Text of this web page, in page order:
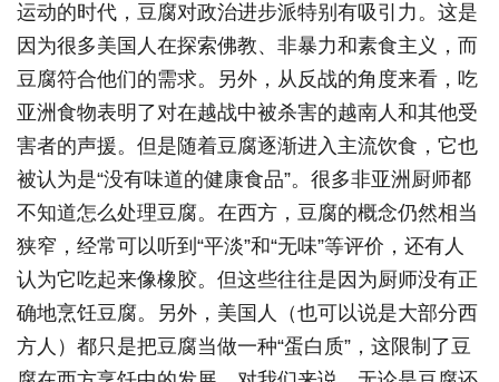
运动的时代，豆腐对政治进步派特别有吸引力。这是
因为很多美国人在探索佛教、非暴力和素食主义，而
豆腐符合他们的需求。另外，从反战的角度来看，吃
亚洲食物表明了对在越战中被杀害的越南人和其他受
害者的声援。但是随着豆腐逐渐进入主流饮食，它也
被认为是“没有味道的健康食品”。很多非亚洲厨师都
不知道怎么处理豆腐。在西方，豆腐的概念仍然相当
狭窄，经常可以听到“平淡”和“无味”等评价，还有人
认为它吃起来像橡胶。但这些往往是因为厨师没有正
确地烹饪豆腐。另外，美国人（也可以说是大部分西
方人）都只是把豆腐当做一种“蛋白质”，这限制了豆